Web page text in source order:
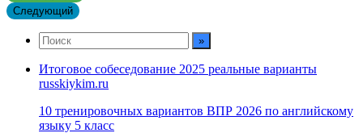
Следующий
Итоговое собеседование 2025 реальные варианты
russkiykim.ru
10 тренировочных вариантов ВПР 2026 по английскому
языку 5 класс